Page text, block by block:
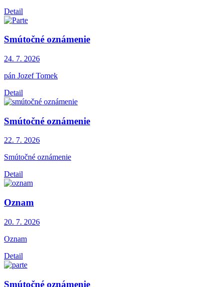
Detail
Smútočné oznámenie
24. 7. 2026
pán Jozef Tomek
Detail
Smútočné oznámenie
22. 7. 2026
Smútočné oznámenie
Detail
Oznam
20. 7. 2026
Oznam
Detail
Smútočné oznámenie